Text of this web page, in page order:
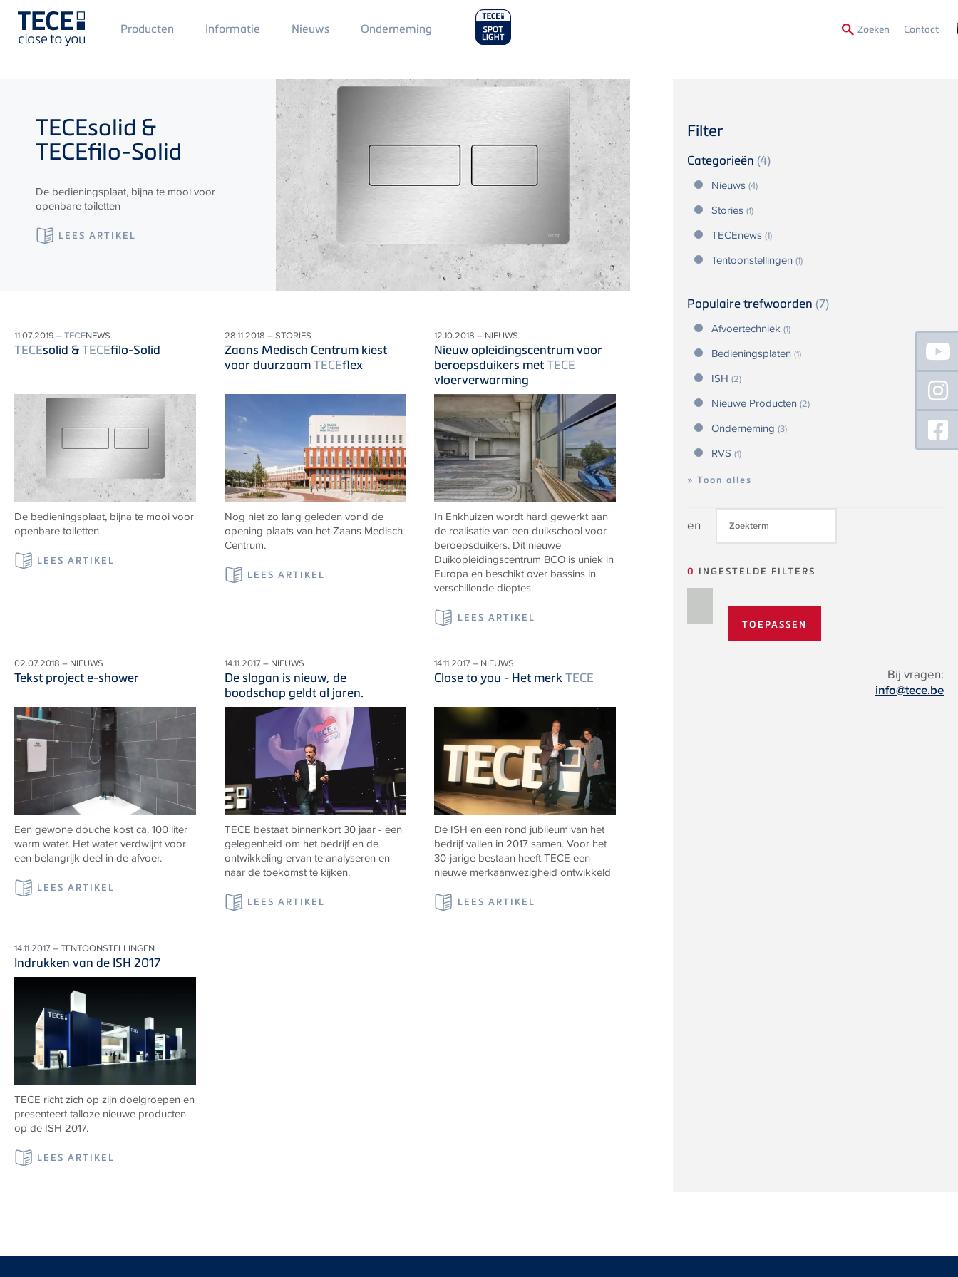
Main
Menü
Producten Informatie Nieuws Main
Menu
Onderneming Zoeken Contact
Filter
Categorieën (4)
Nieuws (4)
Stories (1)
TECEnews (1)
Tentoonstellingen (1)
Populaire trefwoorden (7)
Afvoertechniek (1)
Bedieningsplaten (1)
ISH (2)
Nieuwe Producten (2)
Onderneming (3)
RVS (1)
» Toon alles
en
0 INGESTELDE FILTERS
Bij vragen:
info@tece.be
TECEsolid &
TECEfilo-Solid
De bedieningsplaat, bijna te mooi voor
openbare toiletten
LEES ARTIKEL
11.07.2019 –TECENEWS
TECEsolid &TECEfilo-Solid
De bedieningsplaat, bijna te mooi voor
openbare toiletten
LEES ARTIKEL
28.11.2018 – STORIES
Zaans Medisch Centrum kiest
voor duurzaamTECEflex
Nog niet zo lang geleden vond de
opening plaats van het Zaans Medisch
Centrum.
LEES ARTIKEL
12.10.2018 – NIEUWS
Nieuw opleidingscentrum voor
beroepsduikers metTECE
vloerverwarming
In Enkhuizen wordt hard gewerkt aan
de realisatie van een duikschool voor
beroepsduikers. Dit nieuwe
Duikopleidingscentrum BCO is uniek in
Europa en beschikt over bassins in
verschillende dieptes.
LEES ARTIKEL
02.07.2018 – NIEUWS
Tekst project e-shower
Een gewone douche kost ca. 100 liter
warm water. Het water verdwijnt voor
een belangrijk deel in de afvoer.
LEES ARTIKEL
14.11.2017 – NIEUWS
De slogan is nieuw, de
boodschap geldt al jaren.
TECE bestaat binnenkort 30 jaar - een
gelegenheid om het bedrijf en de
ontwikkeling ervan te analyseren en
naar de toekomst te kijken.
LEES ARTIKEL
14.11.2017 – NIEUWS
Close to you - Het merkTECE
De ISH en een rond jubileum van het
bedrijf vallen in 2017 samen. Voor het
30-jarige bestaan heeft TECE een
nieuwe merkaanwezigheid ontwikkeld
LEES ARTIKEL
14.11.2017 – TENTOONSTELLINGEN
Indrukken van de ISH 2017
TECE richt zich op zijn doelgroepen en
presenteert talloze nieuwe producten
op de ISH 2017.
LEES ARTIKEL
Floating